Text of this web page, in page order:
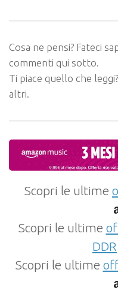
Cosa ne pensi? Fateci
commenti qui sotto.
Ti piace quello che
altri.
Scopri le ultime
Scopri le ultime
DDR
Scopri le ultime